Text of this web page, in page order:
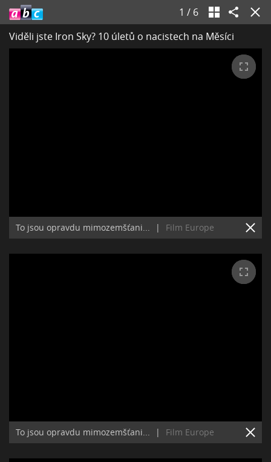
1 / 6
Viděli jste Iron Sky? 10 úletů o nacistech na Měsíci
To jsou opravdu mimozemšťani... | Film Europe
To jsou opravdu mimozemšťani... | Film Europe